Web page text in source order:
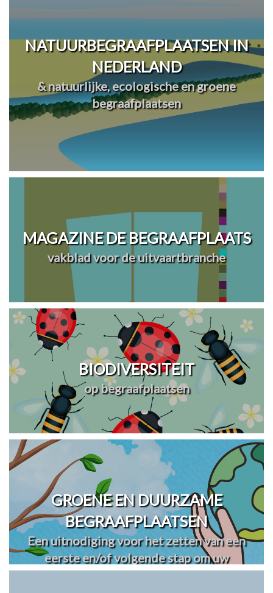
NATUURBEGRAAFPLAATSEN IN
NEDERLAND
& natuurlijke, ecologische en groene
begraafplaatsen
MAGAZINE DE BEGRAAFPLAATS
vakblad voor de uitvaartbranche
BIODIVERSITEIT
op begraafplaatsen
GROENE EN DUURZAME
BEGRAAFPLAATSEN
Een uitnodiging voor het zetten van een
eerste en/of volgende stap om uw
begraafplaats(en) te vergroenen en